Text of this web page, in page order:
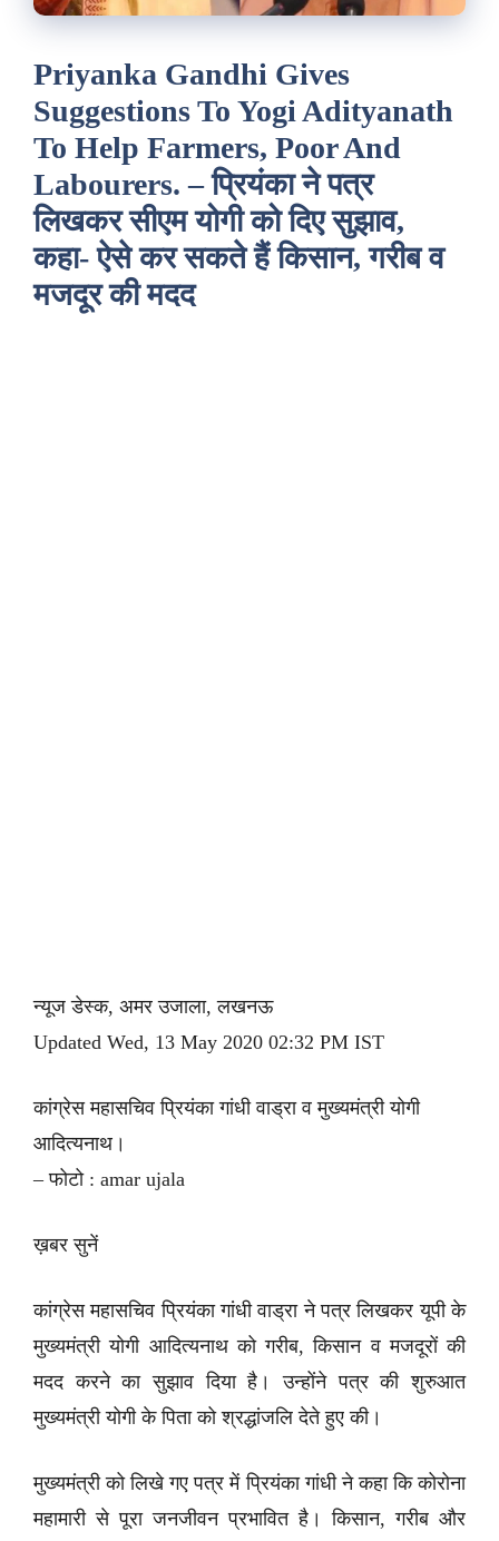
Priyanka Gandhi Gives
Suggestions To Yogi Adityanath
To Help Farmers, Poor And
Labourers. – प्रियंका ने पत्र
लिखकर सीएम योगी को दिए सुझाव,
कहा- ऐसे कर सकते हैं किसान, गरीब व
मजदूर की मदद
न्यूज डेस्क, अमर उजाला, लखनऊ
Updated Wed, 13 May 2020 02:32 PM IST
कांग्रेस महासचिव प्रियंका गांधी वाड्रा व मुख्यमंत्री योगी
आदित्यनाथ।
– फोटो : amar ujala
ख़बर सुनें
कांग्रेस महासचिव प्रियंका गांधी वाड्रा ने पत्र लिखकर यूपी के
मुख्यमंत्री योगी आदित्यनाथ को गरीब, किसान व मजदूरों की
मदद करने का सुझाव दिया है। उन्होंने पत्र की शुरुआत
मुख्यमंत्री योगी के पिता को श्रद्धांजलि देते हुए की।
मुख्यमंत्री को लिखे गए पत्र में प्रियंका गांधी ने कहा कि कोरोना
महामारी से पूरा जनजीवन प्रभावित है। किसान, गरीब और